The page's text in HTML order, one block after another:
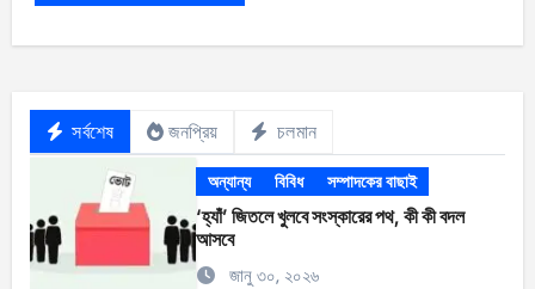
সর্বশেষ জনপ্রিয় চলমান
অন্যান্য বিবিধ সম্পাদকের বাছাই
‘হ্যাঁ’ জিতলে খুলবে সংস্কারের পথ, কী কী বদল
আসবে
জানু ৩০, ২০২৬